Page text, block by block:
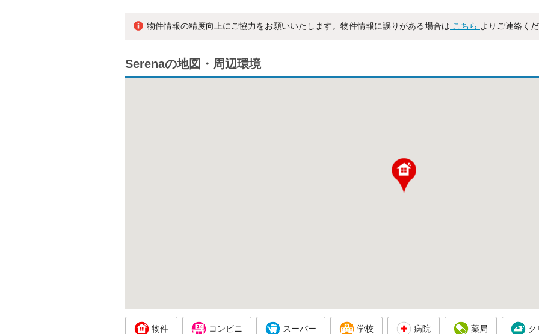
物件情報の精度向上にご協力をお願いいたします。物件情報に誤りがある場合は こちら よりご連絡くだ
Serenaの地図・周辺環境
物件 コンビニ スーパー 学校 病院 薬局 ク